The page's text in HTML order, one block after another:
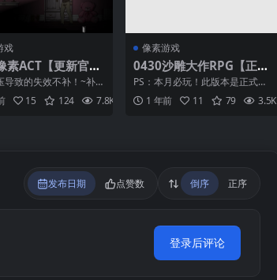
戏
素ACT【更新官
猎人！狩猎淫荡
~Lustful Spirit H
导致的失效不补！~补得
米！（如果能联系到我
把后缀名为...
15 124 7.8K 2
像素游戏
0430沙雕大作RPG【正式
版更新】虚幻寓言2~爱与
憎的利己主义 FalseMyth
2~爱憎のエゴイズム~Ver
PS：本月必玩！此版本是正式
版！也是内置汉化！ ★【关于
《FalseMyth》系...
1 年前 11 79 3.5K
发布日期 点赞数 倒序 正序
登录后评论